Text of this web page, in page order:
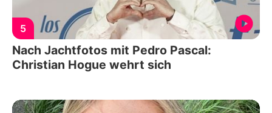
5
Nach Jachtfotos mit Pedro Pascal:
Christian Hogue wehrt sich